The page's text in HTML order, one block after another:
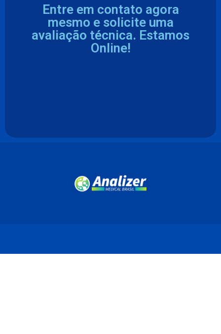
Entre em contato agora
mesmo e solicite uma
avaliação técnica. Estamos
Online!